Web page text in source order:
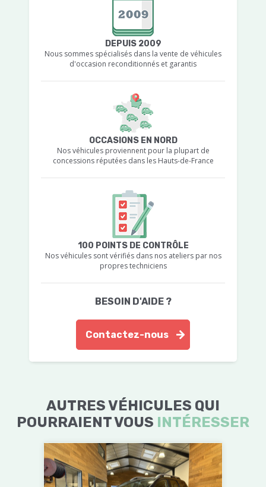
DEPUIS 2009
Nous sommes spécialisés dans la vente de véhicules
d'occasion reconditionnés et garantis
OCCASIONS EN NORD
Nos véhicules proviennent pour la plupart de
concessions réputées dans les Hauts-de-France
100 POINTS DE CONTRÔLE
Nos véhicules sont vérifiés dans nos ateliers par nos
propres techniciens
BESOIN D'AIDE ?
Contactez-nous
AUTRES VÉHICULES QUI
POURRAIENT VOUS INTÉRESSER